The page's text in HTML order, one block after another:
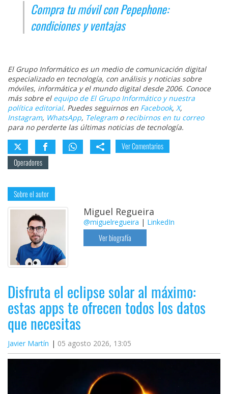
Compra tu móvil con Pepephone:
condiciones y ventajas
El Grupo Informático es un medio de comunicación digital
especializado en tecnología, con análisis y noticias sobre
móviles, informática y el mundo digital desde 2006. Conoce
más sobre el equipo de El Grupo Informático y nuestra
política editorial. Puedes seguirnos en Facebook, X,
Instagram, WhatsApp, Telegramo recibirnos en tu correo
para no perderte las últimas noticias de tecnología.
Ver Comentarios
Operadores
Sobre el autor
Miguel Regueira
@miguelregueira | LinkedIn
Ver biografía
Disfruta el eclipse solar al máximo:
estas apps te ofrecen todos los datos
que necesitas
Javier Martín 05 agosto 2026, 13:05